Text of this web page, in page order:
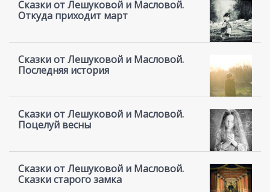
Сказки от Лешуковой и Масловой.
Откуда приходит март
Сказки от Лешуковой и Масловой.
Последняя история
Сказки от Лешуковой и Масловой.
Поцелуй весны
Сказки от Лешуковой и Масловой.
Сказки старого замка